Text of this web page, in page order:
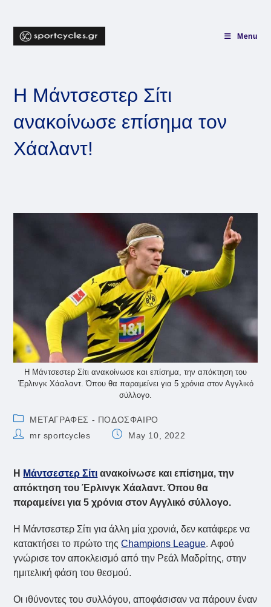
content
Menu
Η Μάντσεστερ Σίτι
ανακοίνωσε επίσημα τον
Χάαλαντ!
Η Μάντσεστερ Σίτι ανακοίνωσε και επίσημα, την απόκτηση του
Έρλινγκ Χάαλαντ. Όπου θα παραμείνει για 5 χρόνια στον Αγγλικό
σύλλογο.
Post
category:
ΜΕΤΑΓΡΑΦΕΣ - ΠΟΔΟΣΦΑΙΡΟ
Postmr sportcycles
PostMay 10, 2022
Η Μάντσεστερ Σίτι ανακοίνωσε και επίσημα, την
απόκτηση του Έρλινγκ Χάαλαντ. Όπου θα
παραμείνει για 5 χρόνια στον Αγγλικό σύλλογο.
Η Μάντσεστερ Σίτι για άλλη μία χρονιά, δεν κατάφερε να
κατακτήσει το πρώτο τηςChampions League. Αφού
γνώρισε τον αποκλεισμό από την Ρεάλ Μαδρίτης, στην
ημιτελική φάση του θεσμού.
Οι ιθύνοντες του συλλόγου, αποφάσισαν να πάρουν έναν